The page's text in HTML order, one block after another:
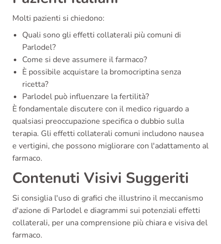
Molti pazienti si chiedono:
Quali sono gli effetti collaterali più comuni di
Parlodel?
Come si deve assumere il farmaco?
È possibile acquistare la bromocriptina senza
ricetta?
Parlodel può influenzare la fertilità?
È fondamentale discutere con il medico riguardo a
qualsiasi preoccupazione specifica o dubbio sulla
terapia. Gli effetti collaterali comuni includono nausea
e vertigini, che possono migliorare con l'adattamento al
farmaco.
Contenuti Visivi Suggeriti
Si consiglia l'uso di grafici che illustrino il meccanismo
d'azione di Parlodel e diagrammi sui potenziali effetti
collaterali, per una comprensione più chiara e visiva del
farmaco.